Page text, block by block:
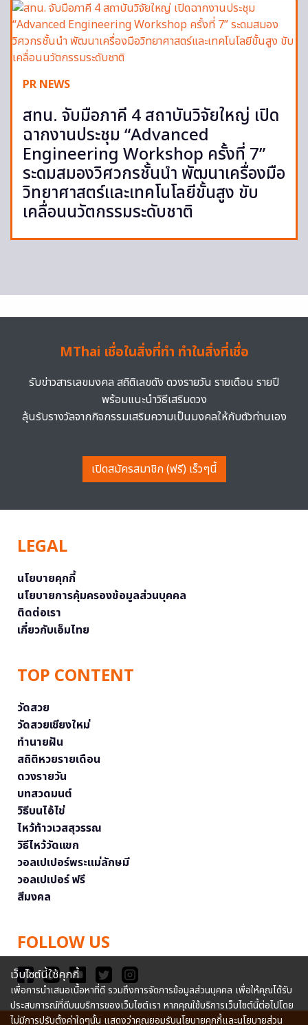
PR NEWS
สทน. จับมือภาคี 4 สถาบันวิจัยใหญ่ เปิด
ฉากงานประชุม “Advanced
Engineering Workshop ครั้งที่ 7”
ระดมสมองวิศวกรชั้นนำ พัฒนาเครื่องมือ
วิทยาศาสตร์และเทคโนโลยีขั้นสูง ขับ
เคลื่อนนวัตกรรมระดับชาติ
MThai เชื่อในสิ่งที่ทำ ทำในสิ่งที่เชื่อ
รับข่าวสารเลขมงคล สถิติเลขดัง ดวงรายวัน รายเดือน รายปี
พร้อมแนะนำวิธีเสริมดวง
ลุ้นรับรางวัลจากกิจกรรมเสริมความเป็นมงคลให้กับตัวท่านเอง
เปิดสมัครสมาชิก (ฟรี) เร็วๆนี้
LEGAL
นโยบายคุกกี้
นโยบายการคุ้มครองข้อมูลส่วนบุคคล
ติดต่อเรา
เกี่ยวกับเอ็มไทย
TOP CONTENT
วัดสวย
วัดสวยเชียงใหม่
ทำนายฝัน
สถิติหวยรายเดือน
ดวงรายวัน
บทสวดมนต์
วิธีบนไอ้ไข่
ไหว้ท้าวเวสสุวรรณ
วิธีไหว้วัดแขก
วอลเปเปอร์พระแม่ลักษมี
วอลเปเปอร์ ฟรี
สีมงคล
FOLLOW US
เว็บไซต์นี้ใช้คุกกี้
เพื่อการนำเสนอเนื้อหาที่ดี รวมถึงการจัดการข้อมูลส่วนบุคคล เพื่อให้คุณได้รับ
ประสบการณ์ที่ดีบนบริการของเว็บไซต์เรา หากคุณใช้บริการเว็บไซต์นี้ต่อไปโดย
ไม่มีการปรับตั้งค่าใดๆนั้น แสดงว่าคุณยอมรับนโยบายคุกกี้และนโยบายส่วน